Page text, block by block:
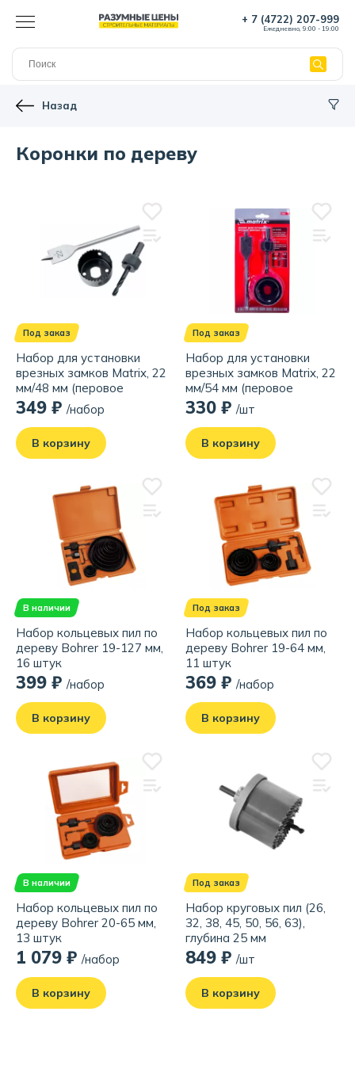
+ 7 (4722) 207-999
Ежедневно, 9:00 - 19:00
Назад
Коронки по дереву
Под заказ
Набор для установки
врезных замков Matrix, 22
мм/48 мм (перовое
сверло/кольцевая пила)
349 ₽ /набор
В корзину
Под заказ
Набор для установки
врезных замков Matrix, 22
мм/54 мм (перовое
сверло/кольцевая пила)
330 ₽ /шт
В корзину
В наличии
Набор кольцевых пил по
дереву Bohrer 19-127 мм,
16 штук
399 ₽ /набор
В корзину
Под заказ
Набор кольцевых пил по
дереву Bohrer 19-64 мм,
11 штук
369 ₽ /набор
В корзину
В наличии
Набор кольцевых пил по
дереву Bohrer 20-65 мм,
13 штук
1 079 ₽ /набор
В корзину
Под заказ
Набор круговых пил (26,
32, 38, 45, 50, 56, 63),
глубина 25 мм
849 ₽ /шт
В корзину